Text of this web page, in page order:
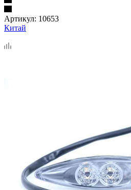
Артикул: 10653
Китай